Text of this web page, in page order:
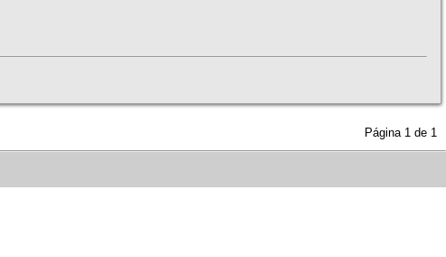
Página 1 de 1